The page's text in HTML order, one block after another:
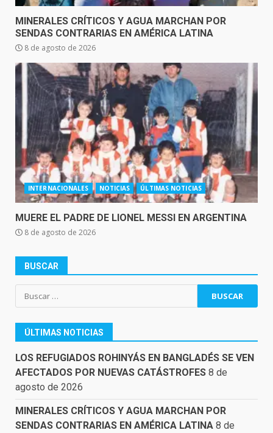
MINERALES CRÍTICOS Y AGUA MARCHAN POR
SENDAS CONTRARIAS EN AMÉRICA LATINA
8 de agosto de 2026
INTERNACIONALES NOTICIAS ÚLTIMAS NOTICIAS
MUERE EL PADRE DE LIONEL MESSI EN ARGENTINA
8 de agosto de 2026
BUSCAR
Buscar:
ÚLTIMAS NOTICIAS
LOS REFUGIADOS ROHINYÁS EN BANGLADÉS SE VEN
AFECTADOS POR NUEVAS CATÁSTROFES 8 de
agosto de 2026
MINERALES CRÍTICOS Y AGUA MARCHAN POR
SENDAS CONTRARIAS EN AMÉRICA LATINA 8 de